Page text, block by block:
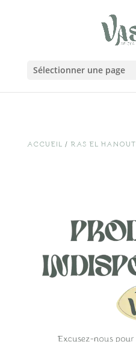
Sélectionner une page
ACCUEIL / RAS EL HANOUT